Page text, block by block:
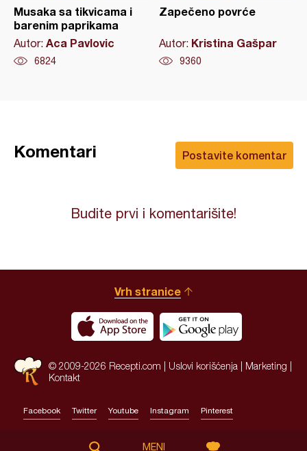
Musaka sa tikvicama i
barenim paprikama
Autor: Aca Pavlovic
6824
Zapečeno povrće
Autor: Kristina Gašpar
9360
Postavite komentar
Komentari
Budite prvi i komentarišite!
Vrh stranice
© 2009-2026 Recepti.com | Uslovi korišćenja Marketing
Kontakt
Facebook Twitter Youtube Instagram Pinterest